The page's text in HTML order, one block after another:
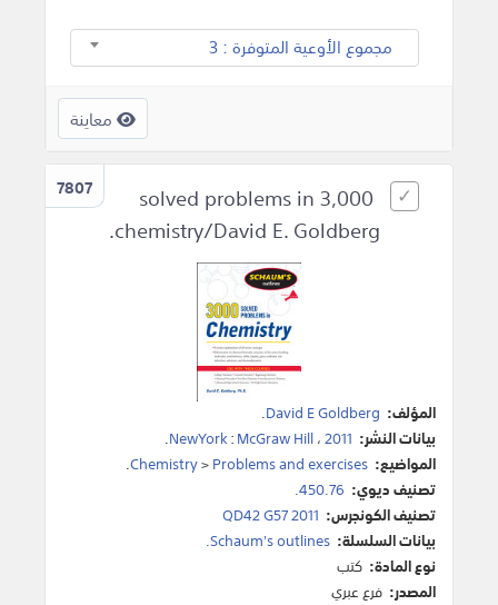
مجموع الأوعية المتوفرة : 3
معاينة
7807
3,000 solved problems in
chemistry/David E. Goldberg.
المؤلف: David E Goldberg
.
بيانات النشر:
NewYork:McGraw Hill،2011
.
المواضيع:
Chemistry>Problems and exercises
.
تصنيف ديوي: 450.76.
تصنيف الكونجرس: QD42 G57 2011
بيانات السلسلة: Schaum's outlines.
نوع المادة: كتب
المصدر: فرع عبري